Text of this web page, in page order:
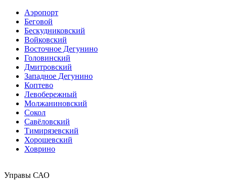
Аэропорт
Беговой
Бескудниковский
Войковский
Восточное Дегунино
Головинский
Дмитровский
Западное Дегунино
Коптево
Левобережный
Молжаниновский
Сокол
Савёловский
Тимирязевский
Хорошевский
Ховрино
Управы САО